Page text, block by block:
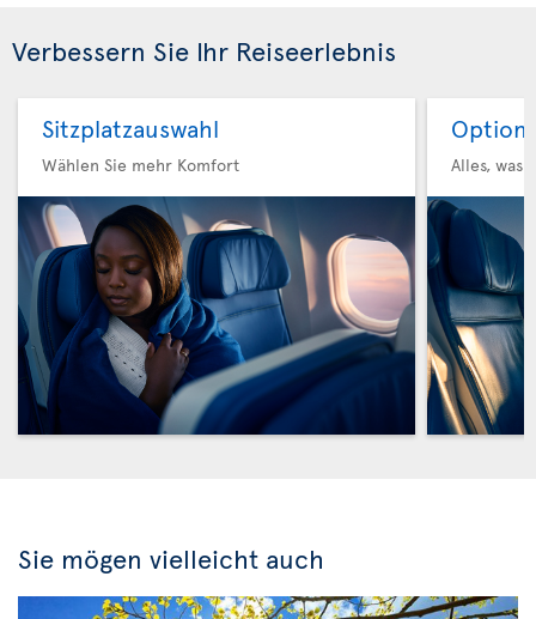
Verbessern Sie Ihr Reiseerlebnis
Sitzplatzauswahl
Wählen Sie mehr Komfort
Option
Alles, was
Sie mögen vielleicht auch